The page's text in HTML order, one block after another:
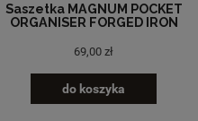
Saszetka MAGNUM POCKET
ORGANISER FORGED IRON
69,00 zł
do koszyka